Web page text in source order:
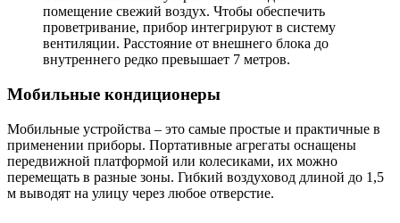
помещение свежий воздух. Чтобы обеспечить
проветривание, прибор интегрируют в систему
вентиляции. Расстояние от внешнего блока до
внутреннего редко превышает 7 метров.
Мобильные кондиционеры
Мобильные устройства – это самые простые и практичные в
применении приборы. Портативные агрегаты оснащены
передвижной платформой или колесиками, их можно
перемещать в разные зоны. Гибкий воздуховод длиной до 1,5
м выводят на улицу через любое отверстие.